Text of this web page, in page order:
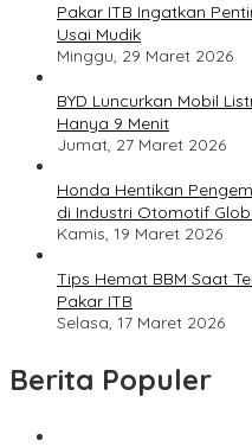
Pakar ITB Ingatkan
Usai Mudik
Minggu, 29 Maret 2026
BYD Luncurkan Mobil
Hanya 9 Menit
Jumat, 27 Maret 2026
Honda Hentikan
di Industri Otomotif
Kamis, 19 Maret 2026
Tips Hemat BBM Saat
Pakar ITB
Selasa, 17 Maret 2026
Berita Populer